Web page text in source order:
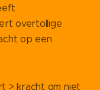
overtollige
op een
> kracht om niet